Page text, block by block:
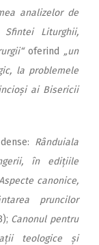
analizelor de
Liturghii,
oferind „un
la problemele
ai Bisericii
Rânduiala
în edițiile
canonice,
pruncilor
Canonul pentru
teologice și